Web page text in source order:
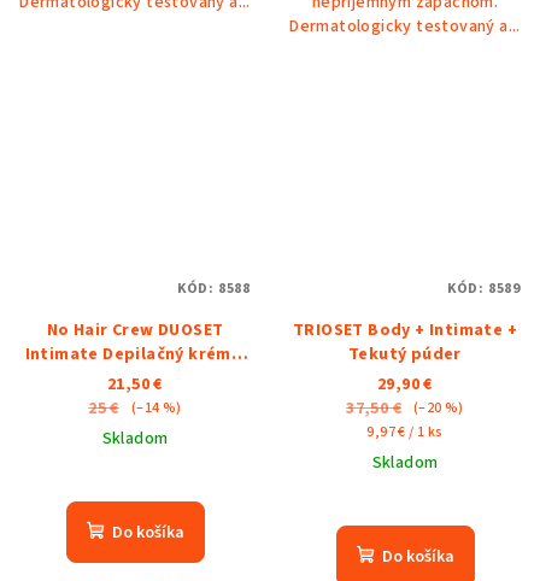
Dermatologicky testovaný a...
No Hair Crew DUOSET
Intimate Depilačný krém a
Intimate tekutý púder na
telo a intímne partie
21,50 €
25 € (–14 %)
Skladom
Do košíka
KÓD: 8588
TRIOSET Body + Intimate +
Tekutý púder
29,90 €
37,50 € (–20 %)
Jednotková
cena:
9,97 € / 1 ks
Skladom
Do košíka
KÓD: 8589